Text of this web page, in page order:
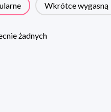
Wkrótce wygasną
żadnych